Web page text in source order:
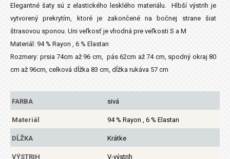
Elegantné šaty sú z elastického lesklého materiálu. Hlbší výstrih je
vytvorený prekrytím, ktoré je zakončené na bočnej strane šiat
štrasovou sponou. Uni veľkosť je vhodná pre veľkosti S a M
Materiál: 94 % Rayon , 6 % Elastan
Rozmery: prsia 74cm až 96 cm, pás 62cm až 74 cm, spodný okraj 80
cm až 96cm, celková dĺžka 83 cm, dĺžka rukáva 57 cm
FARBA sivá
Materiál 94 % Rayon , 6 % Elastan
DĹŽKA Krátke
VÝSTRIH V-výstrih